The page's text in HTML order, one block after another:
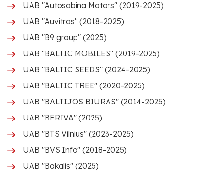
UAB "Autosabina Motors" (2019-2025)
UAB "Auvitras" (2018-2025)
UAB "B9 group" (2025)
UAB "BALTIC MOBILES" (2019-2025)
UAB "BALTIC SEEDS" (2024-2025)
UAB "BALTIC TREE" (2020-2025)
UAB "BALTIJOS BIURAS" (2014-2025)
UAB "BERIVA" (2025)
UAB "BTS Vilnius" (2023-2025)
UAB "BVS Info" (2018-2025)
UAB "Bakalis" (2025)